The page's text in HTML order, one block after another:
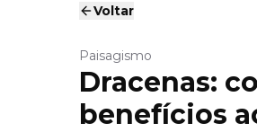
Voltar
Paisagismo
Dracenas:
benefícios